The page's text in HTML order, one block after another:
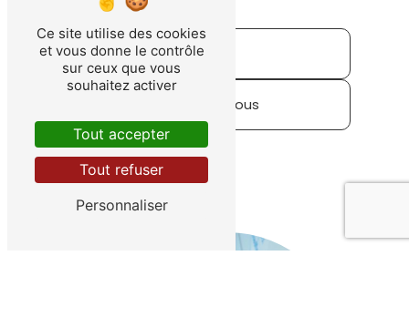
Accueil
Contactez-nous
Ce site utilise des cookies
et vous donne le contrôle
sur ceux que vous
souhaitez activer
Tout accepter
Tout refuser
Personnaliser